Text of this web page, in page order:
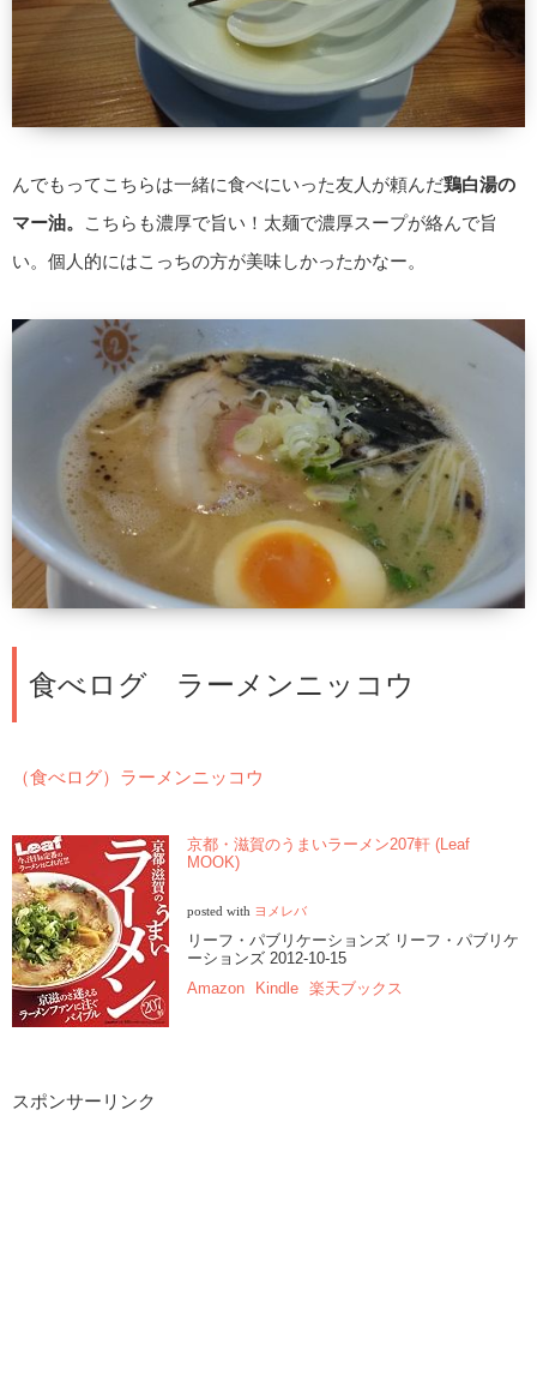
んでもってこちらは一緒に食べにいった友人が頼んだ鶏白湯の
マー油。
こちらも濃厚で旨い！太麺で濃厚スープが絡んで旨
い。個人的にはこっちの方が美味しかったかなー。
食べログ ラーメンニッコウ
（食べログ）ラーメンニッコウ
京都・滋賀のうまいラーメン207軒 (Leaf
MOOK)
posted with ヨメレバ
リーフ・パブリケーションズ リーフ・パブリケ
ーションズ 2012-10-15
Amazon
Kindle 楽天ブックス
スポンサーリンク